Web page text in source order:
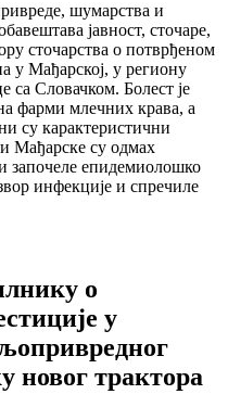
шумарства и
јавност, сточаре,
сточарства о потврђеном
у Мађарској, у региону
са Словачком. Болест је
фарми млечних крава, а
су карактеристични
Мађарске су одмах
започеле епидемиолошко
инфекције и спречиле
о
у
новог трактора